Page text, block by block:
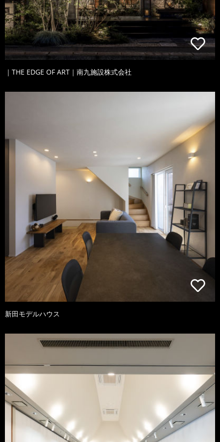
｜THE EDGE OF ART｜南九施設株式会社
新田モデルハウス